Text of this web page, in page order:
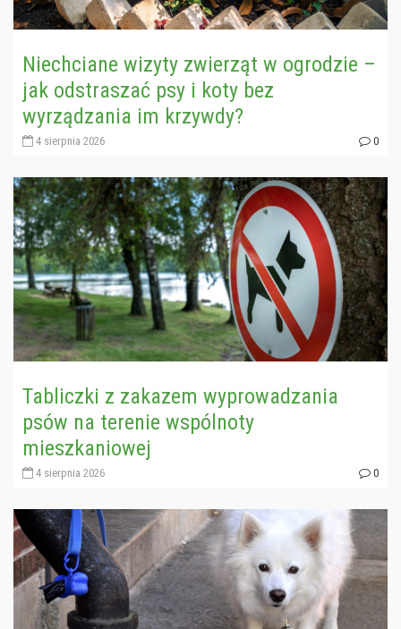
Niechciane wizyty zwierząt w ogrodzie –
jak odstraszać psy i koty bez
wyrządzania im krzywdy?
4 sierpnia 2026 0
Tabliczki z zakazem wyprowadzania
psów na terenie wspólnoty
mieszkaniowej
4 sierpnia 2026 0